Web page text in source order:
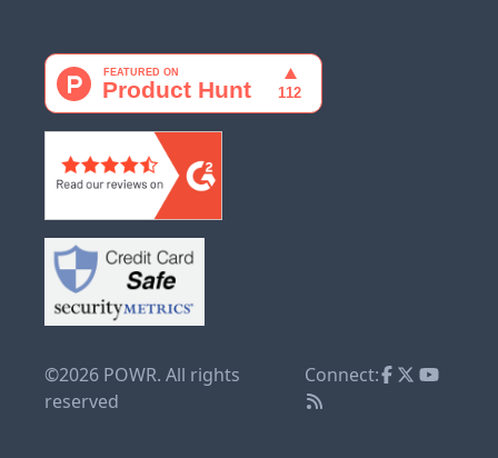
©2026 POWR. All rights
reserved
Connect: